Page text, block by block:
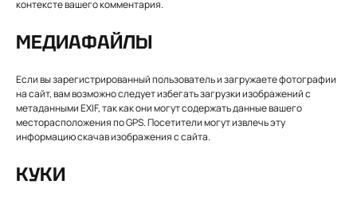
контексте вашего комментария.
МЕДИАФАЙЛЫ
Если вы зарегистрированный пользователь и загружаете фотографии
на сайт, вам возможно следует избегать загрузки изображений с
метаданными EXIF, так как они могут содержать данные вашего
месторасположения по GPS. Посетители могут извлечь эту
информацию скачав изображения с сайта.
КУКИ